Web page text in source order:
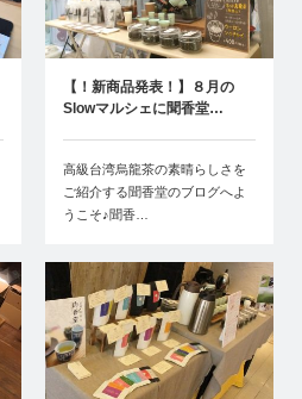
【！新商品発表！】８月の
Slowマルシェに聞香堂…
高級台湾烏龍茶の素晴らしさを
ご紹介する聞香堂のブログへよ
うこそ♪聞香…